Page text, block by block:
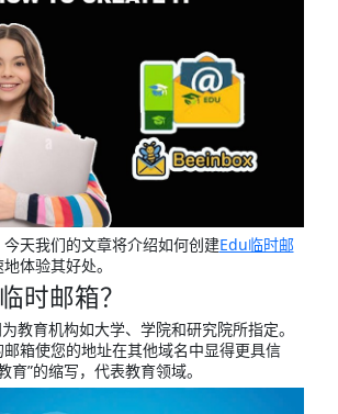
天我们的文章将介绍如何创建Edu临时邮
体验其好处。
时邮箱？
教育机构如大学、学院和研究院所指定。
箱使您的地址在其他域名中显得更具信
育”的缩写，代表教育领域。